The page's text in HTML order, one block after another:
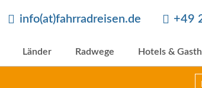
info(at)fahrradreisen.de +49
Länder Radwege Hotels &